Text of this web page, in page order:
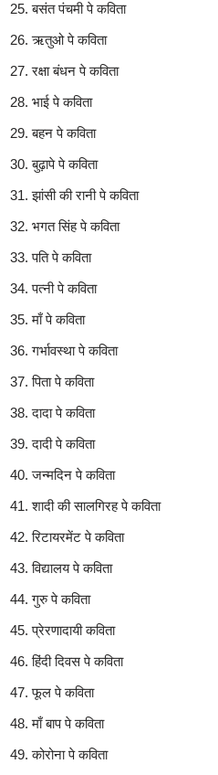
बसंत पंचमी पे कविता
ऋतुओ पे कविता
रक्षा बंधन पे कविता
भाई पे कविता
बहन पे कविता
बुढ़ापे पे कविता
झांसी की रानी पे कविता
भगत सिंह पे कविता
पति पे कविता
पत्नी पे कविता
माँ पे कविता
गर्भावस्था पे कविता
पिता पे कविता
दादा पे कविता
दादी पे कविता
जन्मदिन पे कविता
शादी की सालगिरह पे कविता
रिटायरमेंट पे कविता
विद्यालय पे कविता
गुरु पे कविता
प्रेरणादायी कविता
हिंदी दिवस पे कविता
फूल पे कविता
माँ बाप पे कविता
कोरोना पे कविता